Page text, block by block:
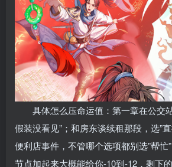
具体怎么压命运值：第一章在公交
假装没看见”；和房东谈续租那段，选”
便利店事件，不管哪个选项都别选”帮忙
节点加起来大概能给你-10到-12，剩下